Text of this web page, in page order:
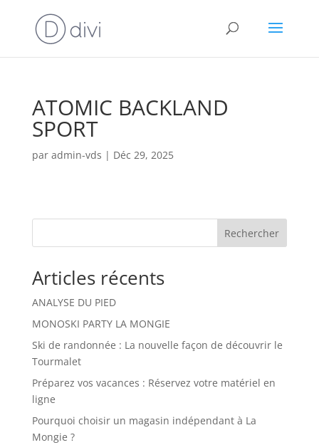
ATOMIC BACKLAND
SPORT
par admin-vds | Déc 29, 2025
Rechercher
Articles récents
ANALYSE DU PIED
MONOSKI PARTY LA MONGIE
Ski de randonnée : La nouvelle façon de découvrir le
Tourmalet
Préparez vos vacances : Réservez votre matériel en
ligne
Pourquoi choisir un magasin indépendant à La
Mongie ?